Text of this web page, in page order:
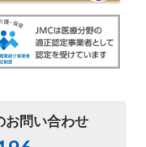
お問い合わせ